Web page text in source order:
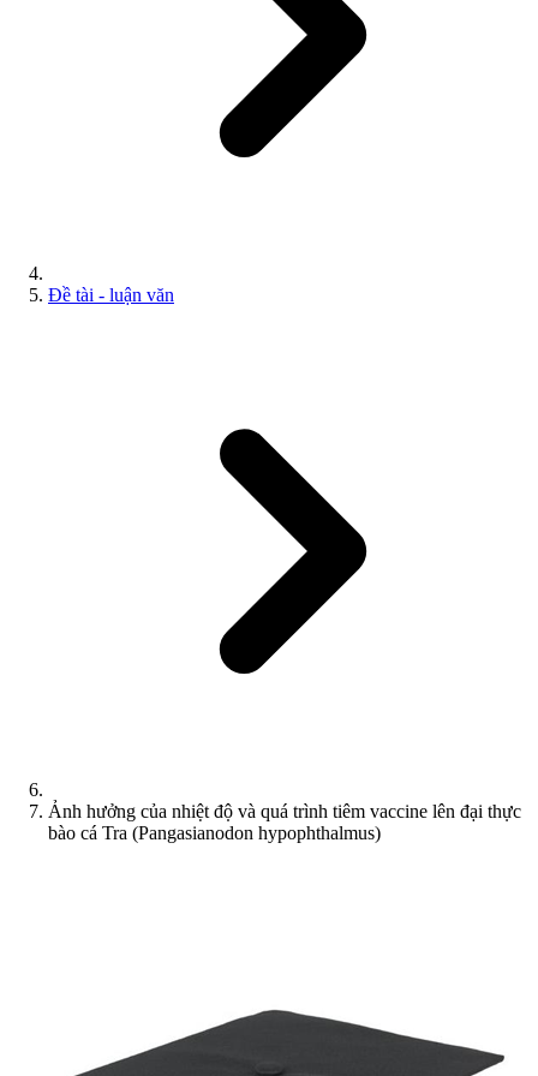
Đề tài - luận văn
Ảnh hưởng của nhiệt độ và quá trình tiêm vaccine lên đại thực
bào cá Tra (Pangasianodon hypophthalmus)